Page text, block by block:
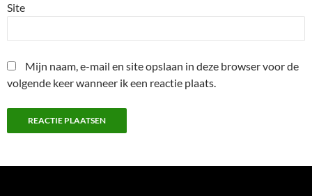
Site
Mijn naam, e-mail en site opslaan in deze browser voor de
volgende keer wanneer ik een reactie plaats.